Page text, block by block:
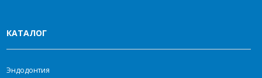
КАТАЛОГ
Эндодонтия